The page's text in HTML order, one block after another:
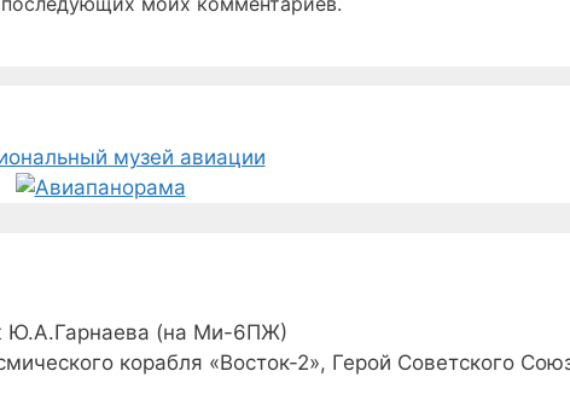
Ю.А.Гарнаева (на Ми-6ПЖ)
корабля «Восток-2», Герой Советского